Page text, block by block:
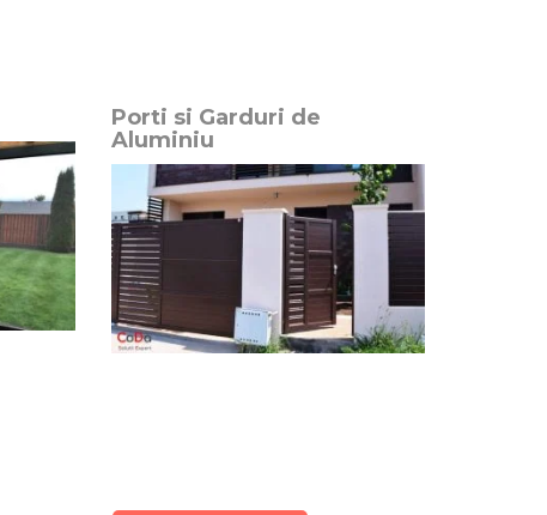
Porti si Garduri de
Aluminiu